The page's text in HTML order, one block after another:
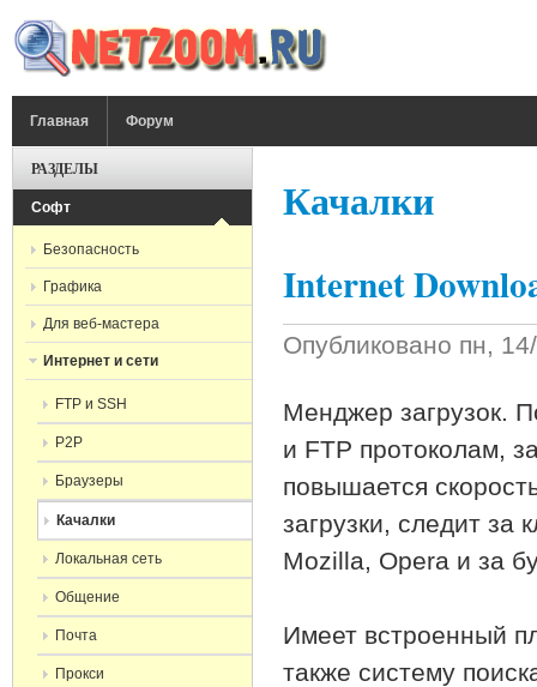
Главная Форум
Качалки
Internet
Опубликовано пн,
Менджер загрузок.
и FTP протоколам,
повышается
загрузки, следит за
Mozilla, Opera и за
Имеет встроенный
также систему
РАЗДЕЛЫ
Софт
Безопасность
Графика
Для веб-мастера
Интернет и сети
FTP и SSH
P2P
Браузеры
Качалки
Локальная сеть
Общение
Почта
Прокси